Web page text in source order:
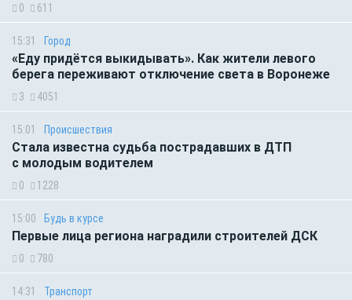
0 611
15:31 Город
«Еду придётся выкидывать». Как жители левого
берега переживают отключение света в Воронеже
3 4051
15:01 Происшествия
Стала известна судьба пострадавших в ДТП
с молодым водителем
0 1228
15:00 Будь в курсе
Первые лица региона наградили строителей ДСК
0 780
14:31 Транспорт